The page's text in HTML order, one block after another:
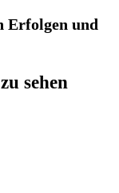
Erfolgen und
sehen